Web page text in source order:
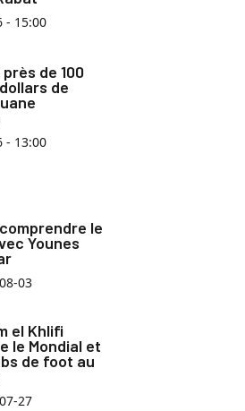
- 15:00
de 100
de
- 13:00
le
Younes
03
el Khlifi
le Mondial et
de foot au
27